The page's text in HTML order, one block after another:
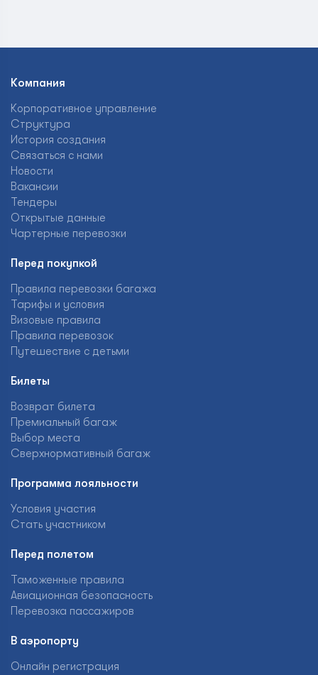
Компания
Корпоративное управление
Структура
История создания
Связаться с нами
Новости
Вакансии
Тендеры
Открытые данные
Чартерные перевозки
Перед покупкой
Правила перевозки багажа
Тарифы и условия
Визовые правила
Правила перевозок
Путешествие с детьми
Билеты
Возврат билета
Премиальный багаж
Выбор места
Сверхнормативный багаж
Программа лояльности
Условия участия
Стать участником
Перед полетом
Таможенные правила
Авиационная безопасность
Перевозка пассажиров
В аэропорту
Онлайн регистрация